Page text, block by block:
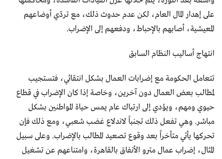
على إهدار المال العام، لكن عدم حدوث ذلك، مع تردّي أوضاعهم
المعيشية، أصابهم بالإحباط، ودفعهم إلى الإضراب.
انتهاج أساليب النظام السابق
تتعامل الحكومة مع إضرابات العمال بشكل انتقائي، فتستجيب
لمطالب بعض العمال دون آخرين، وخاصة إذا كان الإضراب في قطاع
حيوي ومهم، ويؤدي إلى ارتباك عام يمس حياة المواطنين بشكل
مباشر. وهي تفعل ذلك تجنباً لاندلاع غضب شعبي، ومع ذلك فإن
تحركها يأتي متأخراً بعد وقوع تصعيد المطالب بالإضراب. وعلى سبيل
المثال، إضراب عمال مترو الأنفاق بالقاهرة، وامتناعهم عن تشغيل